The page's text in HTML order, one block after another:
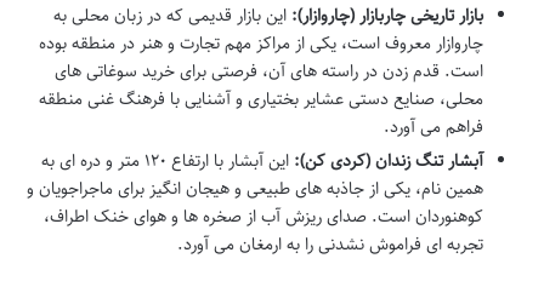
بازار تاریخی چاربازار (چاروازار): این بازار قدیمی که در زبان محلی به
چاروازار معروف است، یکی از مراکز مهم تجارت و هنر در منطقه بوده
است. قدم زدن در راسته های آن، فرصتی برای خرید سوغاتی های
محلی، صنایع دستی عشایر بختیاری و آشنایی با فرهنگ غنی منطقه
فراهم می آورد.
آبشار تنگ زندان (کردی کن):
این آبشار با ارتفاع ۱۲۰ متر و دره ای به
همین نام، یکی از جاذبه های طبیعی و هیجان انگیز برای ماجراجویان و
کوهنوردان است. صدای ریزش آب از صخره ها و هوای خنک اطراف،
تجربه ای فراموش نشدنی را به ارمغان می آورد.